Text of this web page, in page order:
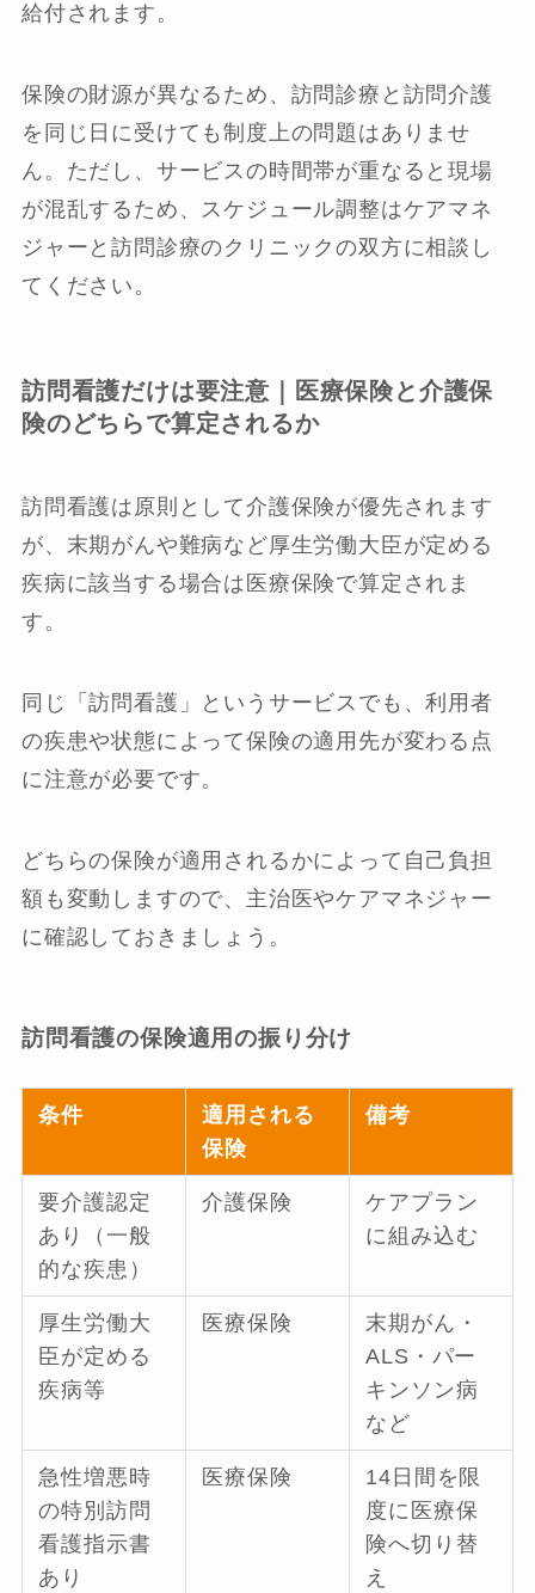
給付されます。
保険の財源が異なるため、訪問診療と訪問介護
を同じ日に受けても制度上の問題はありませ
ん。ただし、サービスの時間帯が重なると現場
が混乱するため、スケジュール調整はケアマネ
ジャーと訪問診療のクリニックの双方に相談し
てください。
訪問看護だけは要注意｜医療保険と介護保
険のどちらで算定されるか
訪問看護は原則として介護保険が優先されます
が、末期がんや難病など厚生労働大臣が定める
疾病に該当する場合は医療保険で算定されま
す。
同じ「訪問看護」というサービスでも、利用者
の疾患や状態によって保険の適用先が変わる点
に注意が必要です。
どちらの保険が適用されるかによって自己負担
額も変動しますので、主治医やケアマネジャー
に確認しておきましょう。
訪問看護の保険適用の振り分け
条件
適用される
保険
備考
要介護認定
あり（一般
的な疾患）
介護保険
ケアプラン
に組み込む
厚生労働大
臣が定める
疾病等
医療保険
末期がん・
ALS・パー
キンソン病
など
急性増悪時
の特別訪問
看護指示書
あり
医療保険
14日間を限
度に医療保
険へ切り替
え